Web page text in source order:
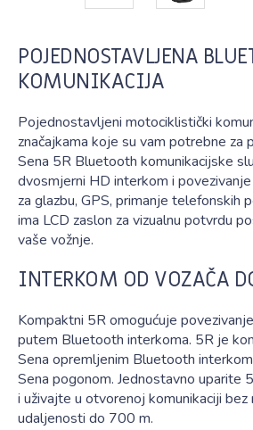
POJEDNOSTAVLJENA
KOMUNIKACIJA
Pojednostavljeni motociklistički
značajkama koje su vam potrebne za
Sena 5R Bluetooth komunikacijske
dvosmjerni HD interkom i
za glazbu, GPS, primanje telefonskih
ima LCD zaslon za vizualnu potvrdu
vaše vožnje.
INTERKOM OD VOZAČA
Kompaktni 5R omogućuje
putem Bluetooth interkoma. 5R je
Sena opremljenim Bluetooth
Sena pogonom. Jednostavno uparite
i uživajte u otvorenoj komunikaciji bez
udaljenosti do 700 m.